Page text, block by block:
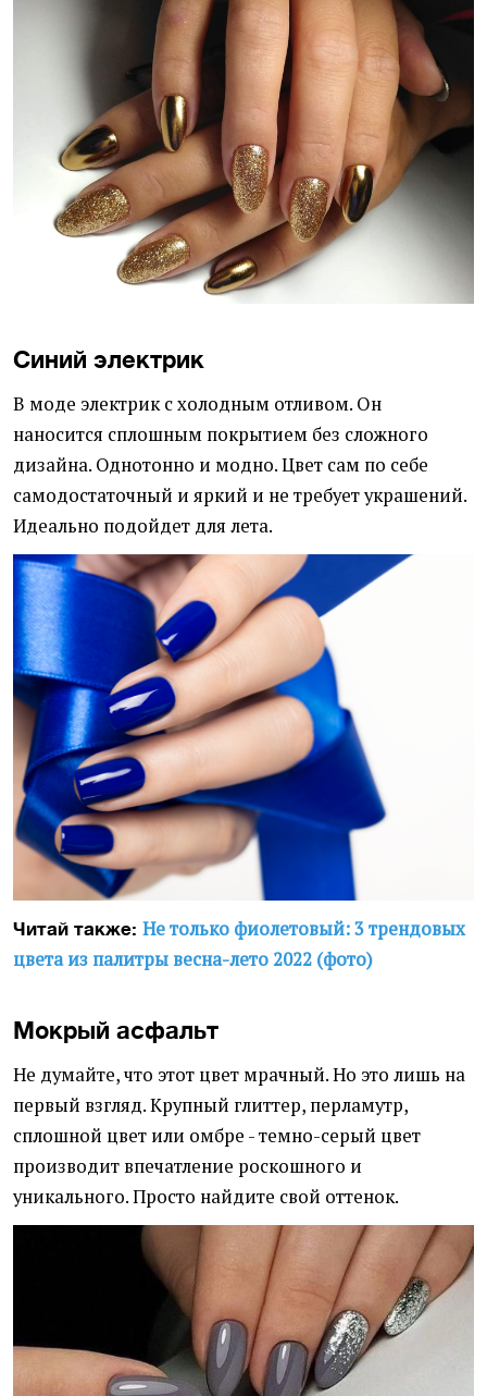
Синий электрик
В моде электрик с холодным отливом. Он
наносится сплошным покрытием без сложного
дизайна. Однотонно и модно. Цвет сам по себе
самодостаточный и яркий и не требует украшений.
Идеально подойдет для лета.
Читай также: Не только фиолетовый: 3 трендовых
цвета из палитры весна-лето 2022 (фото)
Мокрый асфальт
Не думайте, что этот цвет мрачный. Но это лишь на
первый взгляд. Крупный глиттер, перламутр,
сплошной цвет или омбре - темно-серый цвет
производит впечатление роскошного и
уникального. Просто найдите свой оттенок.